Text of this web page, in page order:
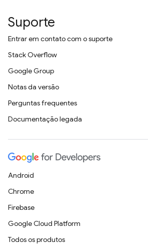
Suporte
Entrar em contato com o suporte
Stack Overflow
Google Group
Notas da versão
Perguntas frequentes
Documentação legada
Android
Chrome
Firebase
Google Cloud Platform
Todos os produtos